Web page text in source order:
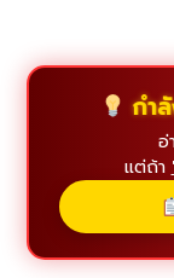
กำ
อ่
แต่ถ้า